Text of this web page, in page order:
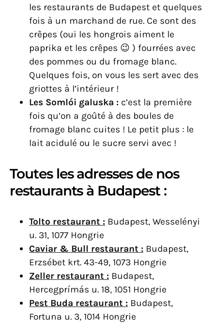
les restaurants de Budapest et quelques
fois à un marchand de rue. Ce sont des
crêpes (oui les hongrois aiment le
paprika et les crêpes 😉 ) fourrées avec
des pommes ou du fromage blanc.
Quelques fois, on vous les sert avec des
griottes à l’intérieur !
Les Somlói galuska : c’est la première
fois qu’on a goûté à des boules de
fromage blanc cuites ! Le petit plus : le
lait acidulé ou le sucre servi avec !
Toutes les adresses de nos
restaurants à Budapest :
Tolto restaurant : Budapest, Wesselényi
u. 31, 1077 Hongrie
Caviar & Bull restaurant : Budapest,
Erzsébet krt. 43-49, 1073 Hongrie
Zeller restaurant : Budapest,
Hercegprímás u. 18, 1051 Hongrie
Pest Buda restaurant : Budapest,
Fortuna u. 3, 1014 Hongrie